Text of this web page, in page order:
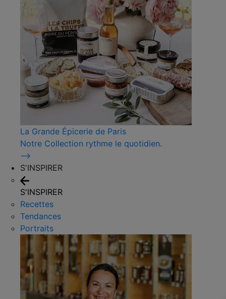
La Grande Épicerie de Paris
Notre Collection rythme le quotidien.
⟶
S'INSPIRER
S'INSPIRER
Recettes
Tendances
Portraits